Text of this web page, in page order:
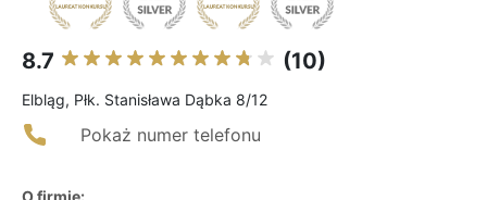
8.7 (10)
Elbląg, Płk. Stanisława Dąbka 8/12
Pokaż numer telefonu
O firmie: